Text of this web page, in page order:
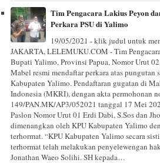
Tim Pengacara Lakius Peyon
Perkara PSU di Yalimo
19/05/2021 - klik judul untuk
JAKARTA, LELEMUKU.COM - Tim
Bupati Yalimo, Provinsi Papua, Nomor Urut
Mabel resmi mendaftar perkara atas pungutan
Kabupaten Yalimo. Pendaftaran gugatan di
Indonesia (MKRI), dengan akta permohonan
149/PAN.MK/AP3/052021 tanggal 17 Mei
Paslon Nomor Urut 01 Erdi Dabi, S.Sos dan
dimenangkan oleh KPU Kabupaten Yalimo
terhormat. “KPU Kabupaten Yalimo secara
terhormat telah melakukan penyelewengan
Jonathan Waeo Solihi. SH kepada…